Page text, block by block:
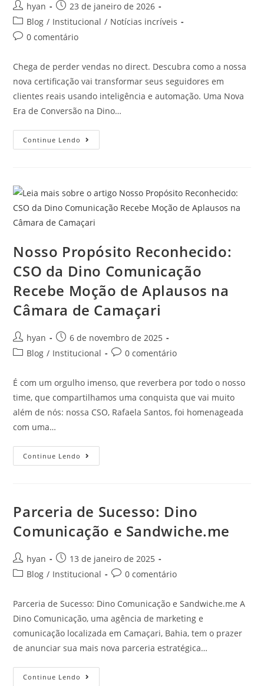
hyan
23 de janeiro de 2026
Blog / Institucional / Notícias incríveis
0 comentário
Chega de perder vendas no direct. Descubra como a nossa
nova certificação vai transformar seus seguidores em
clientes reais usando inteligência e automação. Uma Nova
Era de Conversão na Dino…
Continue Lendo
Nosso Propósito Reconhecido:
CSO da Dino Comunicação
Recebe Moção de Aplausos na
Câmara de Camaçari
hyan
6 de novembro de 2025
Blog / Institucional 0 comentário
É com um orgulho imenso, que reverbera por todo o nosso
time, que compartilhamos uma conquista que vai muito
além de nós: nossa CSO, Rafaela Santos, foi homenageada
com uma…
Continue Lendo
Parceria de Sucesso: Dino
Comunicação e Sandwiche.me
hyan
13 de janeiro de 2025
Blog / Institucional 0 comentário
Parceria de Sucesso: Dino Comunicação e Sandwiche.me A
Dino Comunicação, uma agência de marketing e
comunicação localizada em Camaçari, Bahia, tem o prazer
de anunciar sua mais nova parceria estratégica…
Continue Lendo